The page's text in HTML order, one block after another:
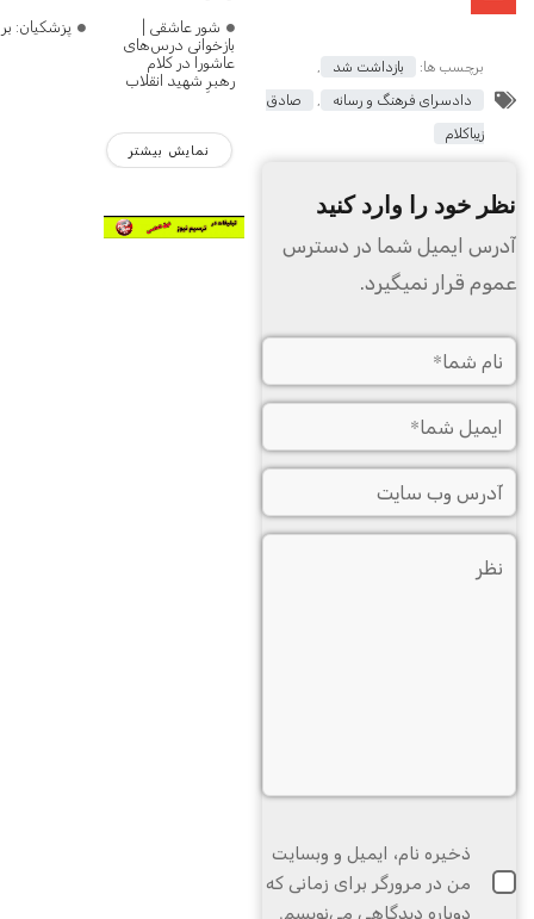
برچسب ها: بازداشت شد
دادسرای فرهنگ و رسانه
صادق
زیباکلام
نظر خود را وارد کنید
آدرس ایمیل شما در دسترس
عموم قرار نمیگیرد.
ذخیره نام، ایمیل و وبسایت
من در مرورگر برای زمانی که
دوباره دیدگاهی می‌نویسم.
شور عاشقی |
بازخوانی درس‌های
عاشورا در کلام
رهبرِ شهید انقلاب
نمایش بیشتر
پزشکیان: